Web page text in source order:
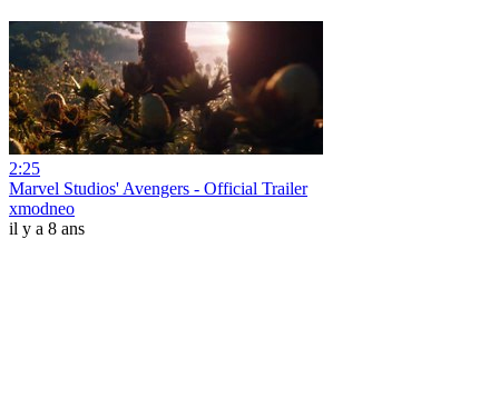
2:25
Marvel Studios' Avengers - Official Trailer
xmodneo
il y a 8 ans